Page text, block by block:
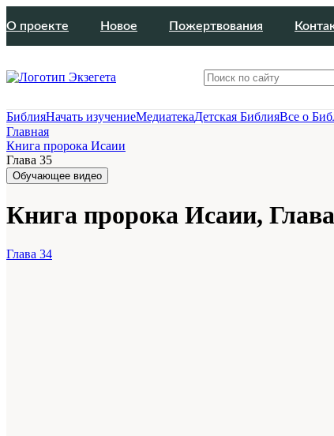
О проекте Новое Пожертвования
БиблияНачать изучениеМедиатекаДетская БиблияВсе о
Главная
Книга пророка Исаии
Глава 35
Обучающее видео
Книга пророка Исаии,
Глава 34